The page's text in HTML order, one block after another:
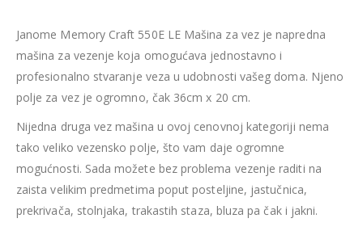
Janome Memory Craft 550E LE Mašina za vez je napredna
mašina za vezenje koja omogućava jednostavno i
profesionalno stvaranje veza u udobnosti vašeg doma. Njeno
polje za vez je ogromno, čak 36cm x 20 cm.
Nijedna druga vez mašina u ovoj cenovnoj kategoriji nema
tako veliko vezensko polje, što vam daje ogromne
mogućnosti. Sada možete bez problema vezenje raditi na
zaista velikim predmetima poput posteljine, jastučnica,
prekrivača, stolnjaka, trakastih staza, bluza pa čak i jakni.